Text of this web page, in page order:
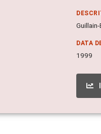
DATA
1999